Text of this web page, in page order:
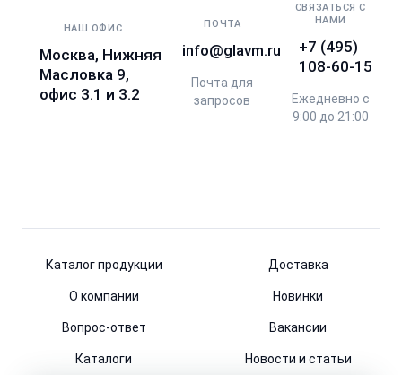
НАШ ОФИС
Москва, Нижняя
Масловка 9,
офис 3.1 и 3.2
ПОЧТА
info@glavm.ru
Почта для
запросов
СВЯЗАТЬСЯ С
НАМИ
+7 (495)
108-60-15
Ежедневно с
9:00 до 21:00
Каталог продукции Доставка
О компании Новинки
Вопрос-ответ Вакансии
Каталоги Новости и статьи